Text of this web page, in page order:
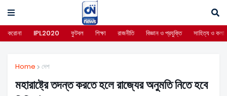
করোনা IPL2020 ফুটবল শিক্ষা রাজনীতি বিজ্ঞান ও প্রযুক্তি সাহিত্য ও কলা
Home দেশ
মহারাষ্ট্রে তদন্ত করতে হলে রাজ্যের অনুমতি নিতে হবে